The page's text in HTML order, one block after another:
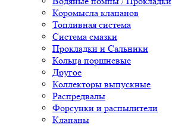
Коромысла клапанов
Топливная система
Система смазки
Прокладки и Сальники
Кольца поршневые
Другое
Коллекторы выпускные
Распредвалы
Форсунки и распылители
Клапаны